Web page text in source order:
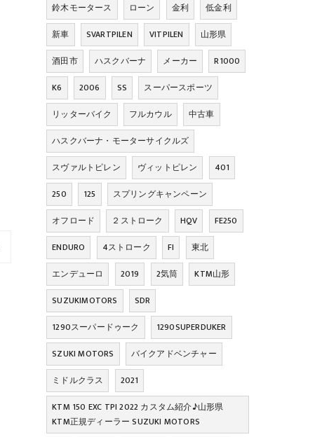
鈴木モータース
ローン 金利
低金利
新車
SVARTPILEN VITPILEN
山形県
酒田市
ハスクバーナ メーカー
R1000
K6
2006 SS
スーパースポーツ
リッターバイク
フルカウル
中古車
ハスクバーナ・モーターサイクルズ
スヴァルトピレン
ヴィットピレン
401
250
125
スプリングキャンペーン
オフロード
２ストローク HQV
FE250
ENDURO
4ストローク FI
東北
エンデューロ
2019 2気筒
KTM山形
SUZUKIMOTORS
SDR
1290スーパードゥーク
1290SUPERDUKER
SZUKI MOTORS
バイクアドベンチャー
ミドルクラス
2021
KTM 150 EXC TPI 2022 カスタム紹介♪山形県
KTM正規ディーラー SUZUKI MOTORS